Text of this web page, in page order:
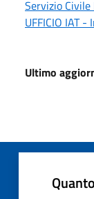
Servizio
UFFICIO IAT
Ultimo